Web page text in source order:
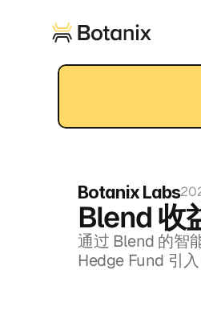
Botanix Labs
Blend 收
通过 Blend 的智
Hedge Fund 引